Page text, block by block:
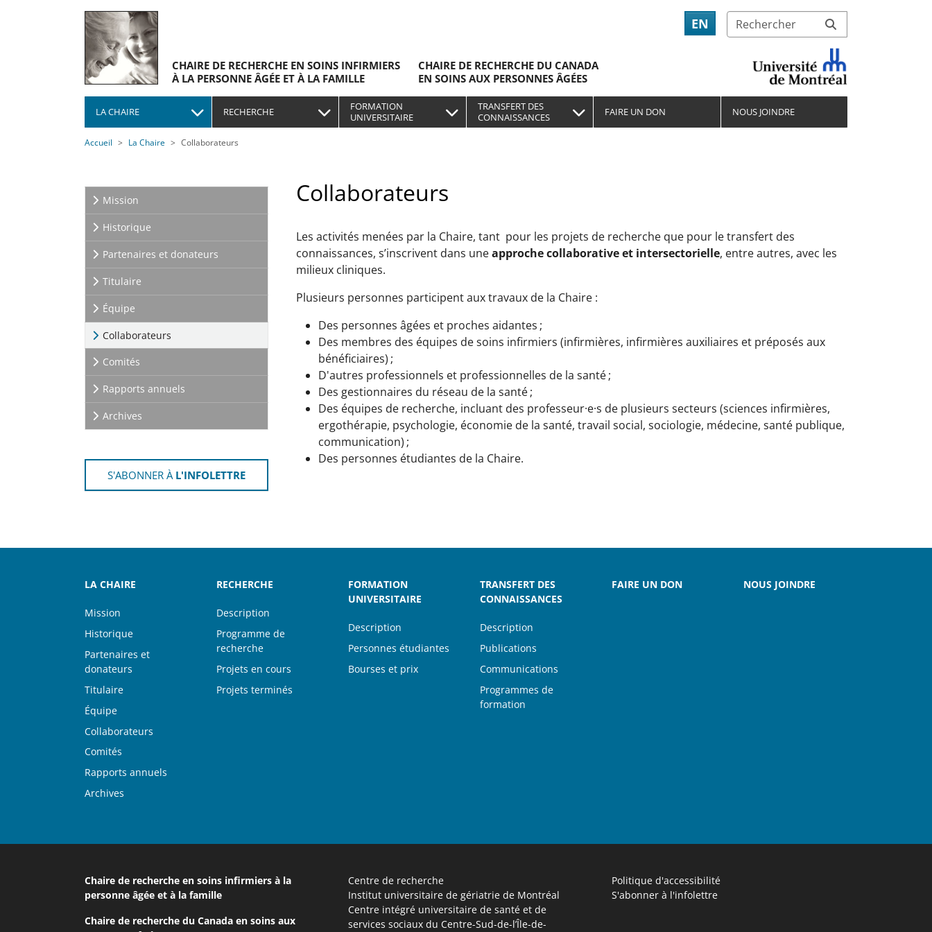
Skip to main navigation
Skip to main content
Skip to page footer
CHAIRE DE RECHERCHE EN SOINS INFIRMIERS
À LA PERSONNE ÂGÉE ET À LA FAMILLE
CHAIRE DE RECHERCHE DU CANADA
EN SOINS AUX PERSONNES ÂGÉES
EN
LA CHAIRE RECHERCHE
FORMATION
UNIVERSITAIRE
TRANSFERT DES
CONNAISSANCES
FAIRE UN DON NOUS JOINDRE
You are here:
Accueil La Chaire Collaborateurs
Mission
Historique
Partenaires et donateurs
Titulaire
Équipe
Collaborateurs
Comités
Rapports annuels
Archives
S'ABONNER À L'INFOLETTRE
Collaborateurs
Les activités menées par la Chaire, tant pour les projets de recherche que pour le transfert des
connaissances, s’inscrivent dans uneapproche collaborative et intersectorielle, entre autres, avec les
milieux cliniques.
Plusieurs personnes participent aux travaux de la Chaire :
Des personnes âgées et proches aidantes ;
Des membres des équipes de soins infirmiers (infirmières, infirmières auxiliaires et préposés aux
bénéficiaires) ;
D'autres professionnels et professionnelles de la santé ;
Des gestionnaires du réseau de la santé ;
Des équipes de recherche, incluant des professeur·e·s de plusieurs secteurs (sciences infirmières,
ergothérapie, psychologie, économie de la santé, travail social, sociologie, médecine, santé publique,
communication) ;
Des personnes étudiantes de la Chaire.
LA CHAIRE
Mission
Historique
Partenaires et
donateurs
Titulaire
Équipe
Collaborateurs
Comités
Rapports annuels
Archives
RECHERCHE
Description
Programme de
recherche
Projets en cours
Projets terminés
FORMATION
UNIVERSITAIRE
Description
Personnes étudiantes
Bourses et prix
TRANSFERT DES
CONNAISSANCES
Description
Publications
Communications
Programmes de
formation
FAIRE UN DON NOUS JOINDRE
Chaire de recherche en soins infirmiers à la
personne âgée et à la famille
Chaire de recherche du Canada en soins aux
Centre de recherche
Institut universitaire de gériatrie de Montréal
Centre intégré universitaire de santé et de
services sociaux du Centre-Sud-de-l’Île-de-
Politique d'accessibilité
S'abonner à l'infolettre